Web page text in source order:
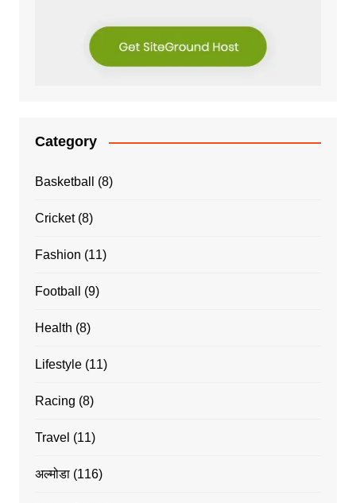
Category
Basketball (8)
Cricket(8)
Fashion (11)
Football (9)
Health (8)
Lifestyle(11)
Racing (8)
Travel (11)
अल्मोडा(116)